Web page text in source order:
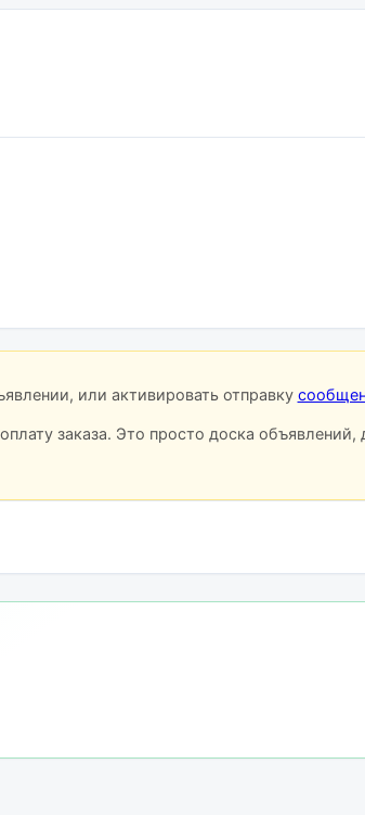
или активировать отправку
заказа. Это просто доска